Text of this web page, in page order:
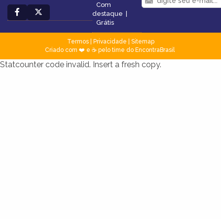
Com
destaque |
Grátis
Termos| Privacidade
Sitemap
Criado com ❤️ e ☕ pelo time do EncontraBrasil
Statcounter code invalid. Insert a fresh copy.